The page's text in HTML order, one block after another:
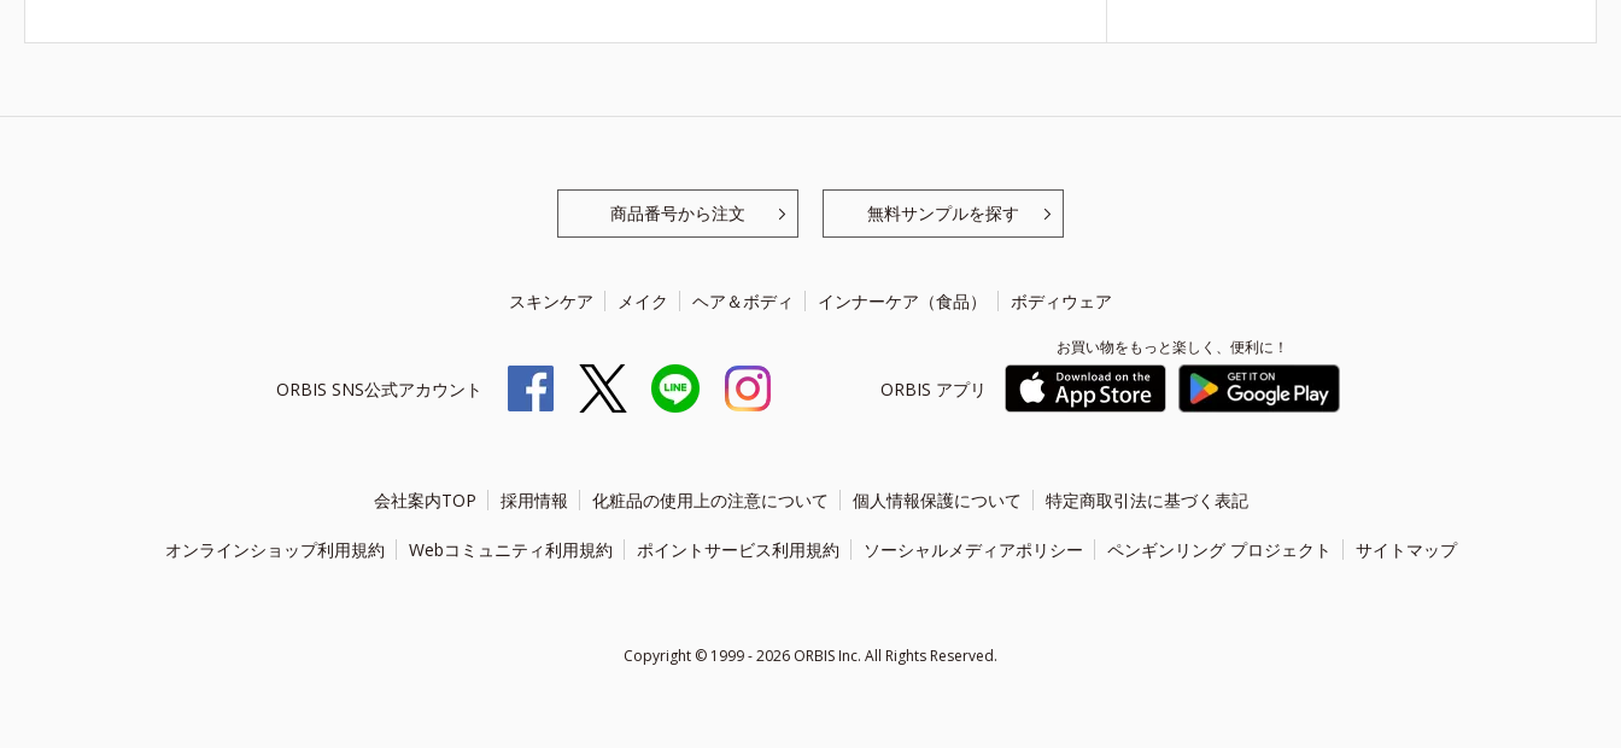
商品番号から注文 無料サンプルを探す
スキンケア メイク ヘア＆ボディ インナーケア（食品） ボディウェア
ORBIS SNS公式アカウント ORBIS アプリ
お買い物をもっと楽しく、便利に！
会社案内TOP 採用情報 化粧品の使用上の注意について 個人情報保護について 特定商取引法に基づく表記
オンラインショップ利用規約 Webコミュニティ利用規約 ポイントサービス利用規約 ソーシャルメディアポリシー ペンギンリング プロジェクト サイトマップ
Copyright © 1999 - 2026 ORBIS Inc. All Rights Reserved.